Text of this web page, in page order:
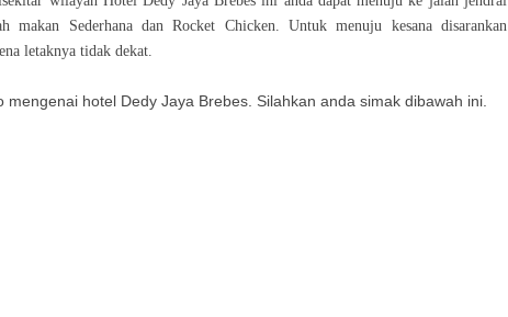
makan Sederhana dan Rocket Chicken. Untuk menuju kesana disarankan
letaknya tidak dekat.
hotel Dedy Jaya Brebes. Silahkan anda simak dibawah ini.